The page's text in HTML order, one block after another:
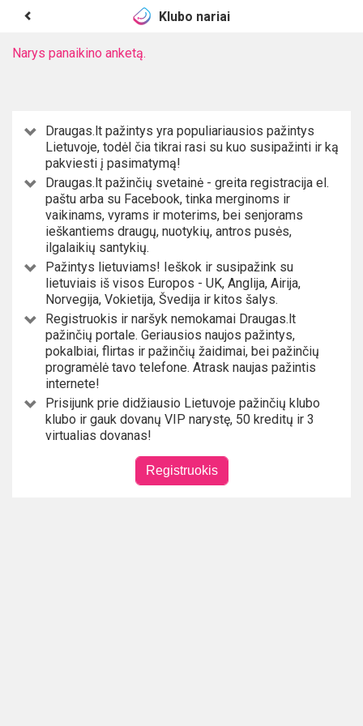
Klubo nariai
Narys panaikino anketą.
Draugas.lt pažintys yra populiariausios pažintys
Lietuvoje, todėl čia tikrai rasi su kuo susipažinti ir ką
pakviesti į pasimatymą!
Draugas.lt pažinčių svetainė - greita registracija el.
paštu arba su Facebook, tinka merginoms ir
vaikinams, vyrams ir moterims, bei senjorams
ieškantiems draugų, nuotykių, antros pusės,
ilgalaikių santykių.
Pažintys lietuviams! Ieškok ir susipažink su
lietuviais iš visos Europos - UK, Anglija, Airija,
Norvegija, Vokietija, Švedija ir kitos šalys.
Registruokis ir naršyk nemokamai Draugas.lt
pažinčių portale. Geriausios naujos pažintys,
pokalbiai, flirtas ir pažinčių žaidimai, bei pažinčių
programėlė tavo telefone. Atrask naujas pažintis
internete!
Prisijunk prie didžiausio Lietuvoje pažinčių klubo
klubo ir gauk dovanų VIP narystę, 50 kreditų ir 3
virtualias dovanas!
Registruokis